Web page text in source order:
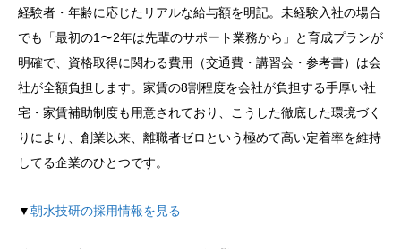
経験者・年齢に応じたリアルな給与額を明記。未経験入社の場合
でも「最初の1〜2年は先輩のサポート業務から」と育成プランが
明確で、資格取得に関わる費用（交通費・講習会・参考書）は会
社が全額負担します。家賃の8割程度を会社が負担する手厚い社
宅・家賃補助制度も用意されており、こうした徹底した環境づく
りにより、創業以来、離職者ゼロという極めて高い定着率を維持
してる企業のひとつです。
▼朝水技研の採用情報を見る